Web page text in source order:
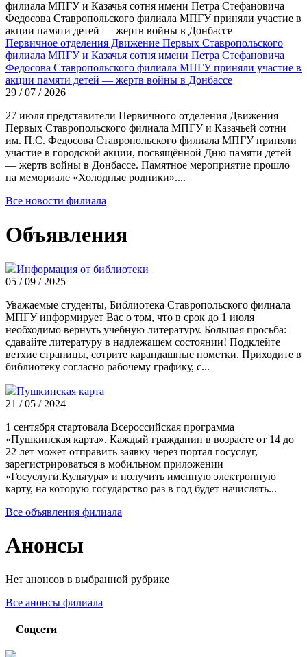
Первичное отделения Движение Первых Ставропольского
филиала МПГУ и Казачья сотня имени Петра Стефановича
Федосова Ставропольского филиала МПГУ приняли участие в
акции памяти детей — жертв войны в Донбассе
29 / 07 / 2026
27 июля представители Первичного отделения Движения
Первых Ставропольского филиала МПГУ и Казачьей сотни
им. П.С. Федосова Ставропольского филиала МПГУ приняли
участие в городской акции, посвящённой Дню памяти детей
— жертв войны в Донбассе. Памятное мероприятие прошло
на мемориале «Холодные родники»....
Все новости филиала
Объявления
Информация от библиотеки
05 / 09 / 2025
Уважаемые студенты, Библиотека Ставропольского филиала
МПГУ информирует Вас о том, что в срок до 1 июля
необходимо вернуть учебную литературу. Большая просьба:
сдавайте литературу в надлежащем состоянии! Подклейте
ветхие страницы, сотрите карандашные пометки. Приходите в
библиотеку согласно рабочему графику, с...
Пушкинская карта
21 / 05 / 2024
1 сентября стартовала Всероссийская программа
«Пушкинская карта». Каждый гражданин в возрасте от 14 до
22 лет может отправить заявку через портал госуслуг,
зарегистрироваться в мобильном приложении
«Госуслуги.Культура» и получить именную электронную
карту, на которую государство раз в год будет начислять...
Все объявления филиала
Анонсы
Нет анонсов в выбранной рубрике
Все анонсы филиала
Соцсети